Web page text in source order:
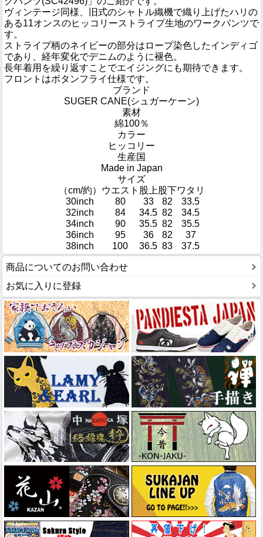
ヴィンテージ同様、旧式のシャトル織機で織り上げたハリの
ある11オンスのヒッコリーストライプ生地のワークパンツで
す。
ストライプ柄のネイビーの部分はロープ染色したインディゴ
であり、経年変化でデニムのように褪色。
長年着用を繰り返すことでエイジングにも期待できます。
フロントはボタンフライ仕様です。
ブランド
SUGER CANE(シュガーケーン)
素材
綿100％
カラー
ヒッコリー
生産国
Made in Japan
サイズ
（cm/約）
ウエスト 股上股下 ワタリ
30inch
80 33 82
33.5
32inch
84 34.5 82
34.5
34inch
90 35.5 82
35.5
36inch
95 36 82
37
38inch
100 36.5 83 37.5
商品についてのお問い合わせ
お気に入りに登録